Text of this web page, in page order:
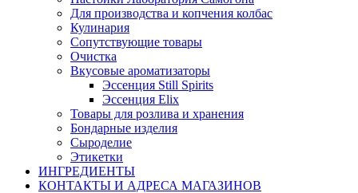
Для производства и копчения колбас
Кулинария
Сопутствующие товары
Очистка
Вкусовые ароматизаторы
Эссенция Still Spirits
Эссенция Elix
Товары для розлива и хранения
Бондарные изделия
Cыроделие
Этикетки
ИНГРЕДИЕНТЫ
КОНТАКТЫ И АДРЕСА МАГАЗИНОВ